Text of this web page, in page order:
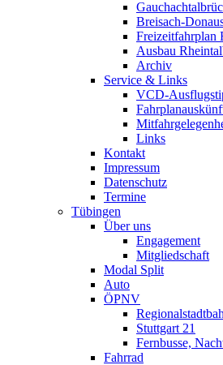
Breisach-
Freizeitfahrplan
Ausbau
Archiv
Service & Links
VCD-
Links
Kontakt
Impressum
Datenschutz
Termine
Tübingen
Über uns
Engagement
Mitgliedschaft
Modal Split
Auto
ÖPNV
Stuttgart 21
Fernbusse,
Fahrrad